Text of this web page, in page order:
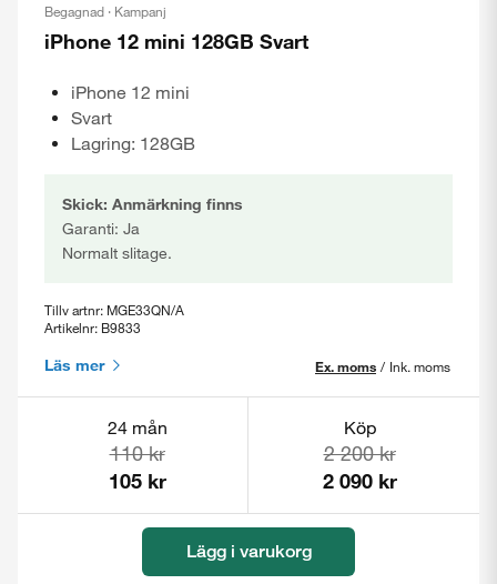
Begagnad · Kampanj
iPhone 12 mini 128GB Svart
iPhone 12 mini
Svart
Lagring: 128GB
Skick: Anmärkning finns
Garanti: Ja
Normalt slitage.
Tillv artnr: MGE33QN/A
Artikelnr: B9833
Läs mer Ex. moms / Ink. moms
24 mån
110 kr
105 kr
Köp
2 200 kr
2 090 kr
Lägg i varukorg